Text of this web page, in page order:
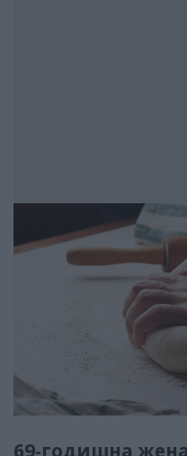
69-годишна